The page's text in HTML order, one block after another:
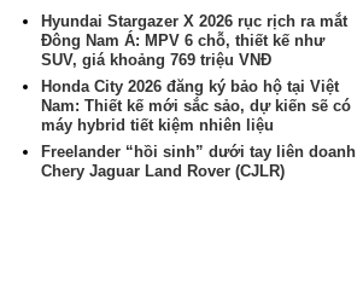
Hyundai Stargazer X 2026 rục rịch ra mắt
Đông Nam Á: MPV 6 chỗ, thiết kế như
SUV, giá khoảng 769 triệu VNĐ
Honda City 2026 đăng ký bảo hộ tại Việt
Nam: Thiết kế mới sắc sảo, dự kiến sẽ có
máy hybrid tiết kiệm nhiên liệu
Freelander “hồi sinh” dưới tay liên doanh
Chery Jaguar Land Rover (CJLR)